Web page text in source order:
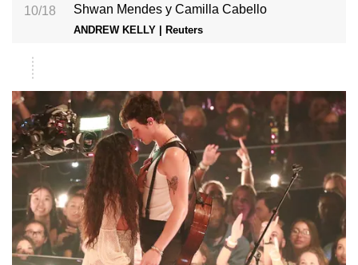
10/18 Shwan Mendes y Camilla Cabello
ANDREW KELLY | Reuters